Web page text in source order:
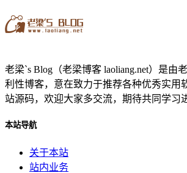
老梁`s Blog（老梁博客 laoliang.net）是由
利性博客，意在致力于推荐各种优秀实用
站源码，欢迎大家多交流，期待共同学习
本站导航
关于本站
站内业务